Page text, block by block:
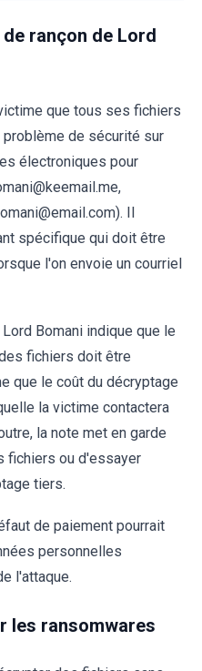
rançon de Lord
que tous ses fichiers
de sécurité sur
électroniques pour
Il
spécifique qui doit être
l'on envoie un courriel
Bomani indique que le
fichiers doit être
que le coût du décryptage
la victime contactera
la note met en garde
fichiers ou d'essayer
tiers.
de paiement pourrait
personnelles
l'attaque.
les ransomwares